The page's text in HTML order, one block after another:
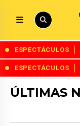
ESPECTÁCULOS
ESPECTÁCULOS
ÚLTIMAS